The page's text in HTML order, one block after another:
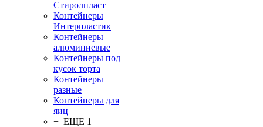
Стиролпласт
Контейнеры
Интерпластик
Контейнеры
алюминиевые
Контейнеры под
кусок торта
Контейнеры
разные
Контейнеры для
яиц
+ ЕЩЕ 1